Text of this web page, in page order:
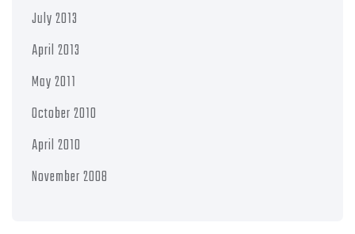
July 2013
April 2013
May 2011
October 2010
April 2010
November 2008